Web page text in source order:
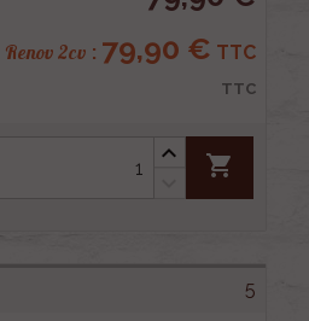
Renov 2cv : 79,90 € TTC
TTC
shopping_cart
5